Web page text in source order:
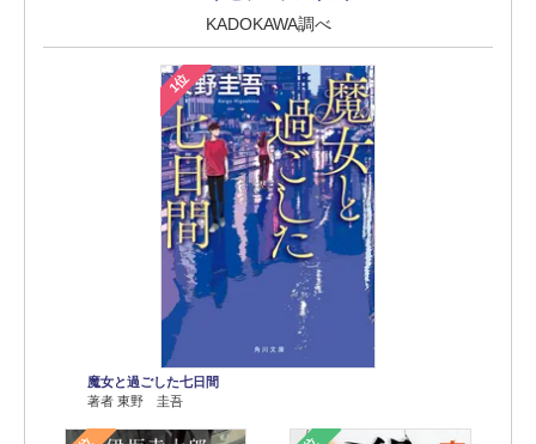
KADOKAWA調べ
1位
魔女と過ごした七日間
著者 東野 圭吾